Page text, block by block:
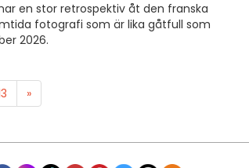
en stor retrospektiv åt den franska
fotografi som är lika gåtfull som
2026.
»